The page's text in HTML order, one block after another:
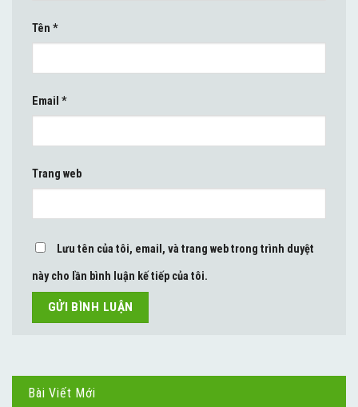
Tên *
Email *
Trang web
Lưu tên của tôi, email, và trang web trong trình duyệt
này cho lần bình luận kế tiếp của tôi.
Bài Viết Mới